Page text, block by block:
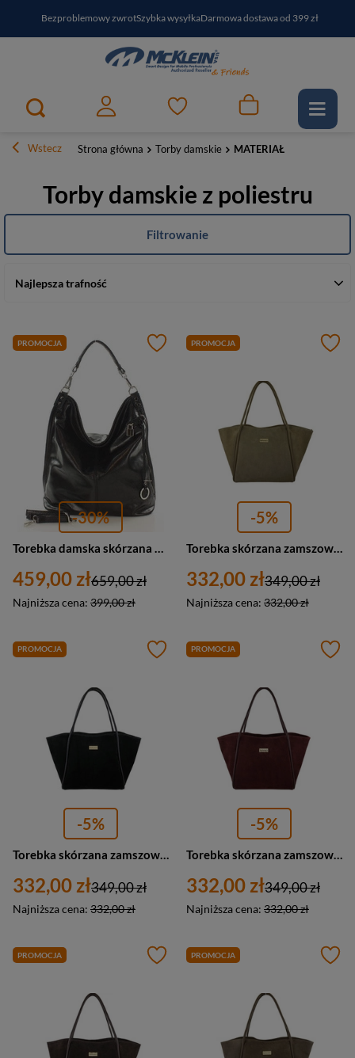
Bezproblemowy zwrotSzybka wysyłkaDarmowa dostawa od 399 zł
PayPo - kup i zapłać za30 dniZapisz się do newslettera i odbierz RABAT
Wstecz Strona główna Torby damskie MATERIAŁ
Torby damskie z poliestru
Najlepsza trafność
Filtrowanie
PROMOCJA
-30%
Torebka damska skórzana worek shopper bag czarny A4 Marco Mazzini s92a
459,00 zł
Najniższa cena: 399,00 zł
659,00 zł
PROMOCJA
-5%
Torebka skórzana zamszowa damska Barberini's 1008-2 shopperka A4 beżowa
332,00 zł
Najniższa cena: 332,00 zł
349,00 zł
PROMOCJA
-5%
332,00 zł
Najniższa cena: 332,00 zł
349,00 zł
PROMOCJA
-5%
332,00 zł
Najniższa cena: 332,00 zł
349,00 zł
PROMOCJA PROMOCJA